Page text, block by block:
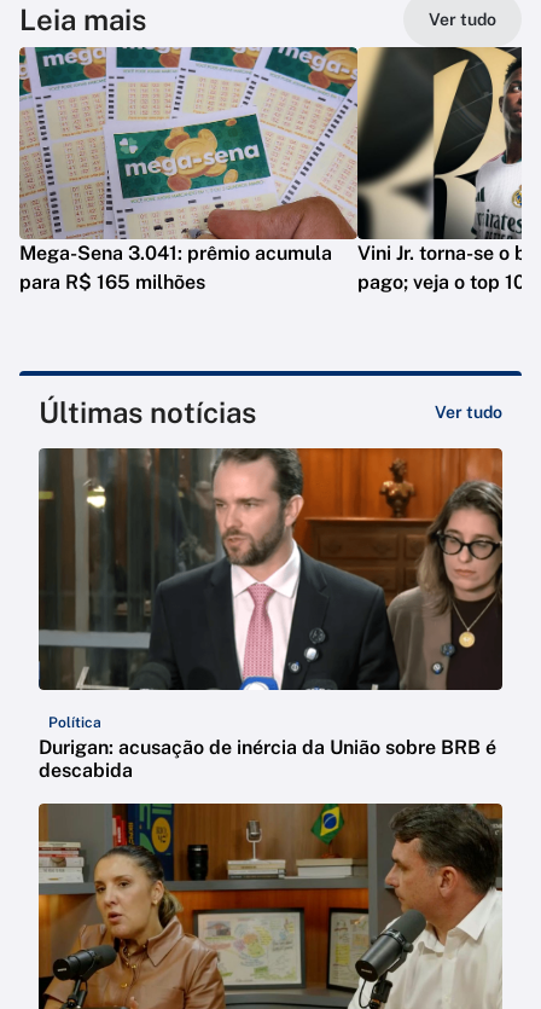
Leia mais Ver tudo
Mega-Sena 3.041: prêmio acumula
para R$ 165 milhões
Vini Jr. torna-se o
pago; veja o top 10
Últimas notícias Ver tudo
Política
Durigan: acusação de inércia da União sobre BRB é
descabida